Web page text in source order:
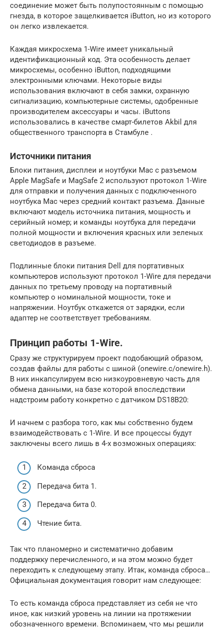
соединение может быть полупостоянным с помощью
гнезда, в которое защелкивается iButton, но из которого
он легко извлекается.
Каждая микросхема 1-Wire имеет уникальный
идентификационный код. Эта особенность делает
микросхемы, особенно iButton, подходящими
электронными ключами. Некоторые виды
использования включают в себя замки, охранную
сигнализацию, компьютерные системы, одобренные
производителем аксессуары и часы. iButtons
использовались в качестве смарт-билетов Akbil для
общественного транспорта в Стамбуле .
Источники питания
Блоки питания, дисплеи и ноутбуки Mac с разъемом
Apple MagSafe и MagSafe 2 используют протокол 1-Wire
для отправки и получения данных с подключенного
ноутбука Mac через средний контакт разъема. Данные
включают модель источника питания, мощность и
серийный номер; и команды ноутбука для передачи
полной мощности и включения красных или зеленых
светодиодов в разъеме.
Подлинные блоки питания Dell для портативных
компьютеров используют протокол 1-Wire для передачи
данных по третьему проводу на портативный
компьютер о номинальной мощности, токе и
напряжении. Ноутбук откажется от зарядки, если
адаптер не соответствует требованиям.
Принцип работы 1-Wire.
Сразу же структурируем проект подобающий образом,
создав файлы для работы с шиной (onewire.c/onewire.h).
В них инкапсулируем всю низкоуровневую часть для
обмена данными, на базе которой впоследствии
надстроим работу конкретно с датчиком DS18B20:
И начнем с разбора того, как мы собственно будем
взаимодействовать с 1-Wire. И все процессы будут
заключены всего лишь в 4-х возможных операциях:
Команда сброса
Передача бита 1.
Передача бита 0.
Чтение бита.
Так что планомерно и систематично добавим
поддержку перечисленного, и на этом можно будет
переходить к следующему этапу. Итак, команда сброса…
Официальная документация говорит нам следующее:
То есть команда сброса представляет из себя не что
иное, как низкий уровень на линии на протяжении
обозначенного времени. Вспоминаем, что мы решили